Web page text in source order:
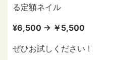
る定額ネイル
¥6,500 → ￥5,500
ぜひお試しください !